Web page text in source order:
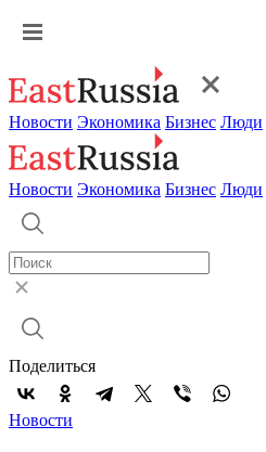
Новости Экономика Бизнес Люди
Новости Экономика Бизнес Люди
Поделиться
Новости